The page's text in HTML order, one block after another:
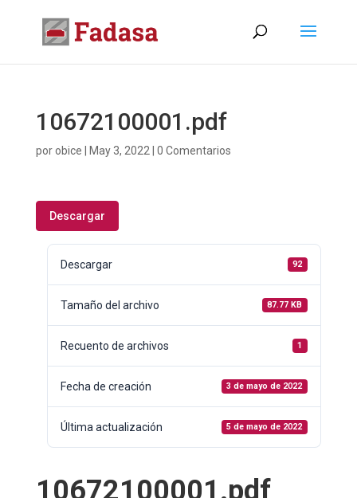
10672100001.pdf
porobice May 3, 2022 0 Comentarios
Descargar
Descargar 92
Tamaño del archivo 87.77 KB
Recuento de archivos 1
Fecha de creación 3 de mayo de 2022
Última actualización 5 de mayo de 2022
10672100001.pdf